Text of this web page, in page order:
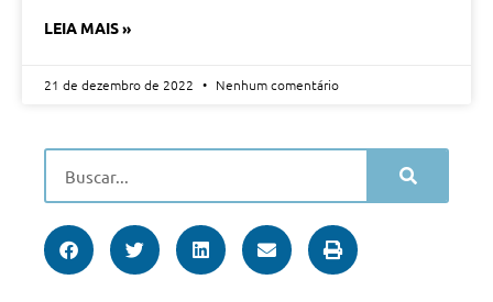
LEIA MAIS »
21 de dezembro de 2022 Nenhum comentário